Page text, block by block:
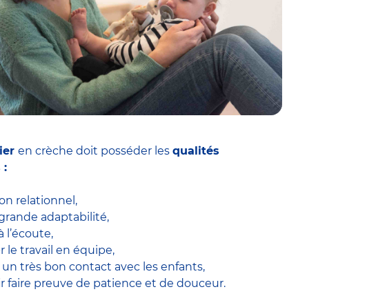
en crèche doit posséder les qualités
:
relationnel,
adaptabilité,
l’écoute,
le travail en équipe,
un très bon contact avec les enfants,
faire preuve de patience et de douceur.